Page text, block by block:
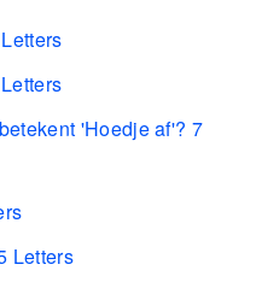
'Hoedje af'? 7
Letters